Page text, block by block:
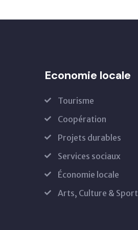
Economie locale
Tourisme
Coopération
Projets durables
Services sociaux
Économie locale
Arts, Culture & Sport